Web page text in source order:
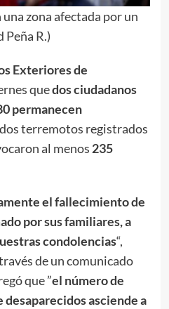
zona afectada por un
R.)
Exteriores de
quedos ciudadanos
permanecen
terremotos registrados
al menos 235
el fallecimiento de
por sus familiares, a
condolencias“,
de un comunicado
que ”el número de
asciende a